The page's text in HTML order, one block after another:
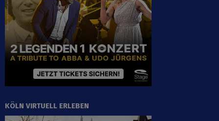
KÖLN VIRTUELL ERLEBEN